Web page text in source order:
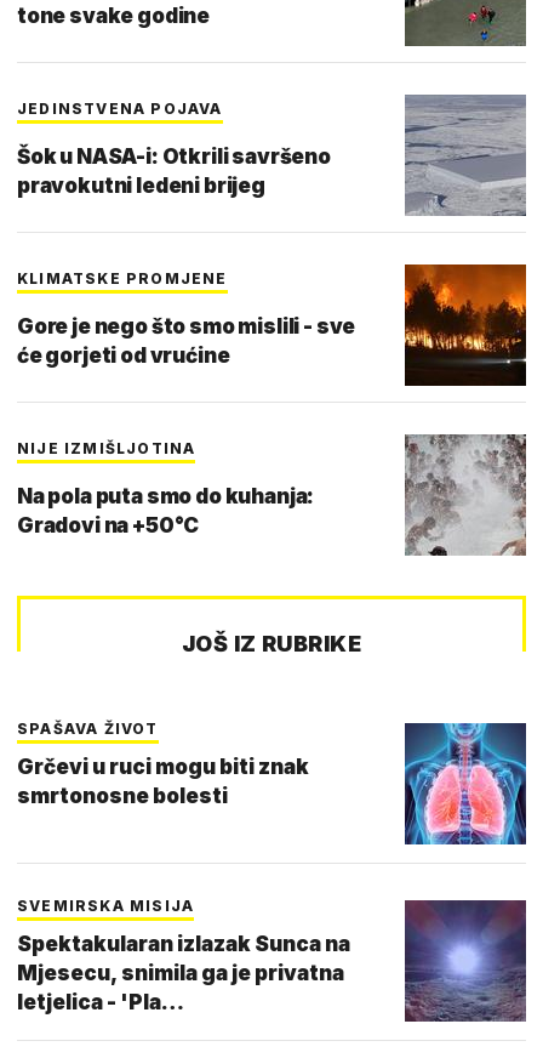
tone svake godine
JEDINSTVENA POJAVA
Šok u NASA-i: Otkrili savršeno
pravokutni ledeni brijeg
KLIMATSKE PROMJENE
Gore je nego što smo mislili - sve
će gorjeti od vrućine
NIJE IZMIŠLJOTINA
Na pola puta smo do kuhanja:
Gradovi na +50°C
JOŠ IZ RUBRIKE
SPAŠAVA ŽIVOT
Grčevi u ruci mogu biti znak
smrtonosne bolesti
SVEMIRSKA MISIJA
Spektakularan izlazak Sunca na
Mjesecu, snimila ga je privatna
letjelica - 'Pla…